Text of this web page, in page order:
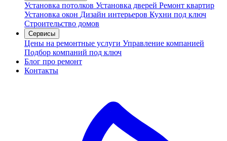
Установка потолков Установка дверей Ремонт квартир
Установка окон Дизайн интерьеров Кухни под ключ
Строительство домов
Сервисы
Цены на ремонтные услуги Управление компанией
Подбор компаний под ключ
Блог про ремонт
Контакты